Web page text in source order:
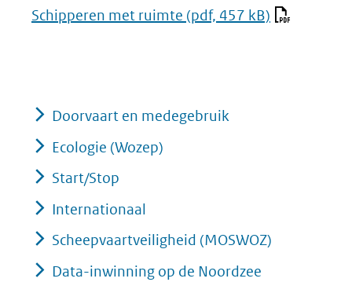
Schipperen met ruimte (pdf, 457 kB)
Doorvaart en medegebruik
Ecologie (Wozep)
Start/Stop
Internationaal
Scheepvaartveiligheid (MOSWOZ)
Data-inwinning op de Noordzee